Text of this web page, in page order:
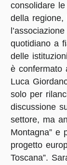
consolidare
della
quotidiano a
delle
è confermato
Luca
solo per
discussione
settore, ma
Montagna” e
progetto
Toscana”.